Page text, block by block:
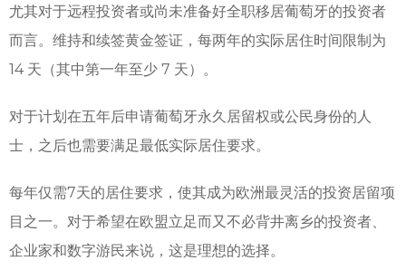
尤其对于远程投资者或尚未准备好全职移居葡萄牙的投资者
而言。维持和续签黄金签证，每两年的实际居住时间限制为
14 天（其中第一年至少 7 天）。
对于计划在五年后申请葡萄牙永久居留权或公民身份的人
士，之后也需要满足最低实际居住要求。
每年仅需7天的居住要求，使其成为欧洲最灵活的投资居留项
目之一。对于希望在欧盟立足而又不必背井离乡的投资者、
企业家和数字游民来说，这是理想的选择。